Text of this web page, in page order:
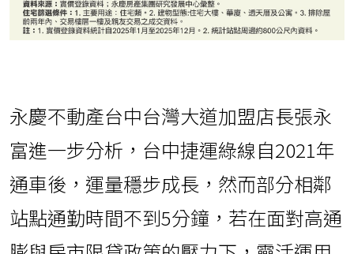
永慶不動產台中台灣大道加盟店長張永
富進一步分析，台中捷運綠線自2021年
通車後，運量穩步成長，然而部分相鄰
站點通勤時間不到5分鐘，若在面對高通